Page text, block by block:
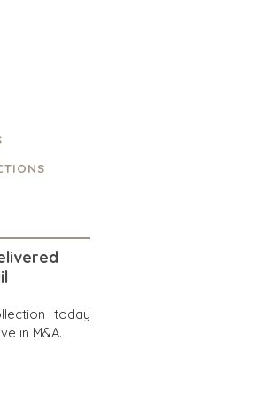
today
in M&A.